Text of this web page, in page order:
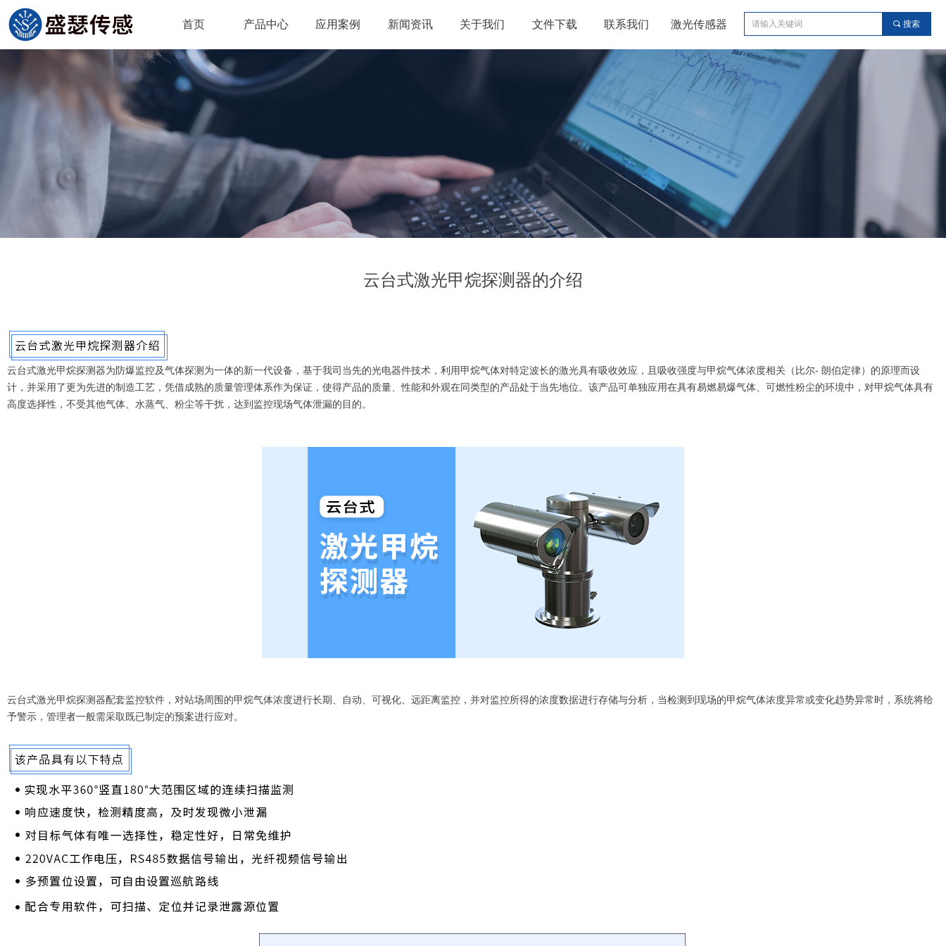
首页 产品中心 应用案例 新闻资讯 关于我们 文件下载 联系我们 激光传感器 끠 搜索
云台式激光甲烷探测器的介绍
云台式激光甲烷探测器为防爆监控及气体探测为一体的新一代设备，基于我司当先的光电器件技术，利用甲烷气体对特定波长的激光具有吸收效应，且吸收强度与甲烷气体浓度相关（比尔- 朗伯定律）的原理而设
计，并采用了更为先进的制造工艺，凭借成熟的质量管理体系作为保证，使得产品的质量、性能和外观在同类型的产品处于当先地位。该产品可单独应用在具有易燃易爆气体、可燃性粉尘的环境中，对甲烷气体具有
高度选择性，不受其他气体、水蒸气、粉尘等干扰，达到监控现场气体泄漏的目的。
云台式激光甲烷探测器配套监控软件，对站场周围的甲烷气体浓度进行长期、自动、可视化、远距离监控，并对监控所得的浓度数据进行存储与分析，当检测到现场的甲烷气体浓度异常或变化趋势异常时，系统将给
予警示，管理者一般需采取既已制定的预案进行应对。